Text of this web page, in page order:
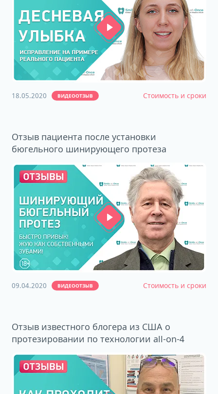
18.05.2020 ВИДЕООТЗЫВ Стоимость и сроки
Отзыв пациента после установки
бюгельного шинирующего протеза
09.04.2020 ВИДЕООТЗЫВ Стоимость и сроки
Отзыв известного блогера из США о
протезировании по технологии all-on-4